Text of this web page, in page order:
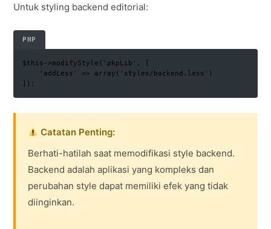
Untuk styling backend editorial:
PHP
$this->modifyStyle('pkpLib', [
    'addLess' => array('styles/backend.less')
]);
Catatan Penting:
Berhati-hatilah saat memodifikasi style backend.
Backend adalah aplikasi yang kompleks dan
perubahan style dapat memiliki efek yang tidak
diinginkan.